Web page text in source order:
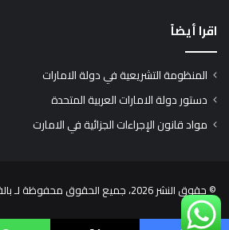
اقرا أيضاً
المنظومة التشريعية في دولة الامارات
دستور دولة الامارات العربية المتحدة
مواد قانون الإجراءات الجزائية في الامارت
© حقوق النشر 2026، جميع الحقوق محفوظة لـ بالقانون للاستشارات القانونية